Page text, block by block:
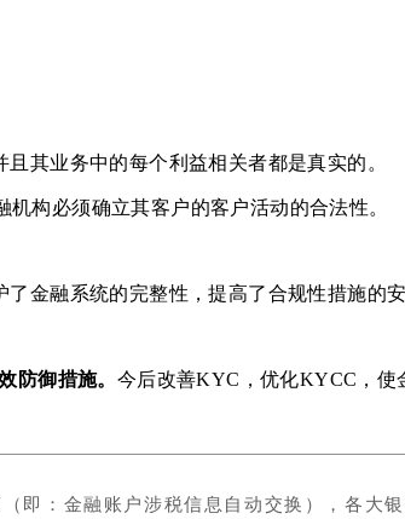
其业务中的每个利益相关者都是真实的。
构必须确立其客户的客户活动的合法性。
金融系统的完整性，提高了合规性措施的
防御措施。 今后改善KYC，优化KYCC，使
即：金融账户涉税信息自动交换），各大